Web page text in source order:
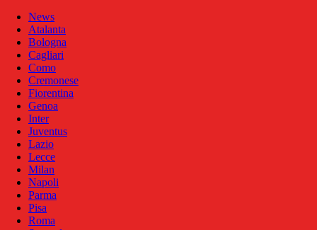
News
Atalanta
Bologna
Cagliari
Como
Cremonese
Fiorentina
Genoa
Inter
Juventus
Lazio
Lecce
Milan
Napoli
Parma
Pisa
Roma